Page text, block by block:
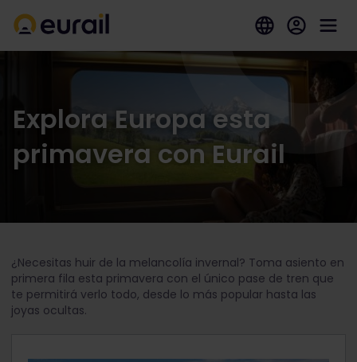
Explora Europa esta
primavera con Eurail
¿Necesitas huir de la melancolía invernal? Toma asiento en
primera fila esta primavera con el único pase de tren que
te permitirá verlo todo, desde lo más popular hasta las
joyas ocultas.